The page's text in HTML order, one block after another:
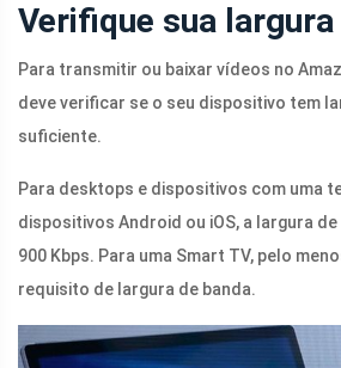
Verifique sua largura
Para transmitir ou baixar vídeos no
deve verificar se o seu dispositivo tem
suficiente.
Para desktops e dispositivos com uma
dispositivos Android ou iOS, a largura de
900 Kbps. Para uma Smart TV, pelo
requisito de largura de banda.